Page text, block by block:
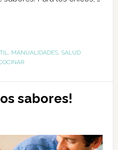
, MANUALIDADES, SALUD
sabores!